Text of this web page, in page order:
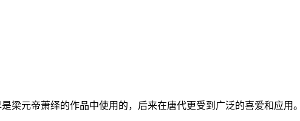
梁元帝萧绎的作品中使用的，后来在唐代更受到广泛的喜爱和应用。